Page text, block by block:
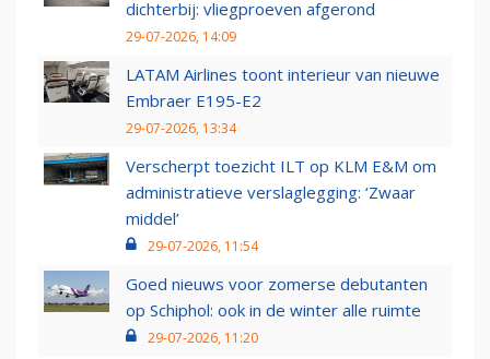
dichterbij: vliegproeven afgerond
29-07-2026, 14:09
LATAM Airlines toont interieur van nieuwe
Embraer E195-E2
29-07-2026, 13:34
Verscherpt toezicht ILT op KLM E&M om
administratieve verslaglegging: ‘Zwaar
middel’
29-07-2026, 11:54
Goed nieuws voor zomerse debutanten
op Schiphol: ook in de winter alle ruimte
29-07-2026, 11:20